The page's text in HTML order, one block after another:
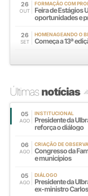
26
OUT
FORMAÇÃO COM
Feira de Estágios
oportunidades e
26
SET
HOMENAGEANDO O
Começa a 13ª
Últimasnotícias
05
AGO
INSTITUCIONAL
Presidente da
reforça o diálogo
06
AGO
CRIAÇÃO DE
Congresso da
e municípios
05
AGO
DIÁLOGO
Presidente da
ex-ministro